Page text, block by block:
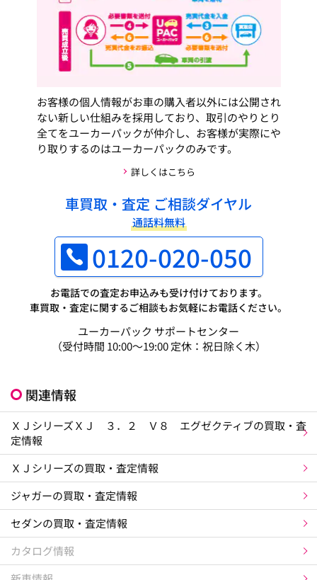
お客様の個人情報がお車の購入者以外には公開され
ない新しい仕組みを採用しており、取引のやりとり
全てをユーカーパックが仲介し、お客様が実際にや
り取りするのはユーカーパックのみです。
詳しくはこちら
車買取・査定 ご相談ダイヤル
通話料無料
0120-020-050
お電話での査定お申込みも受け付けております。
車買取・査定に関するご相談もお気軽にお電話ください。
ユーカーパック サポートセンター
（受付時間 10:00～19:00 定休：祝日除く木）
関連情報
ＸＪシリーズＸＪ ３．２ Ｖ８ エグゼクティブの買取・査
定情報
ＸＪシリーズの買取・査定情報
ジャガーの買取・査定情報
セダンの買取・査定情報
カタログ情報